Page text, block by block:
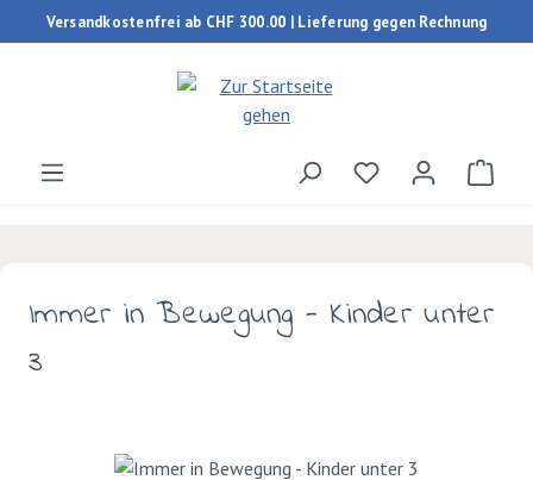
Zum Hauptinhalt springen
Versandkostenfrei ab CHF 300.00 | Lieferung gegen Rechnung
Du hast 0
Immer in Bewegung - Kinder unter
3
Bildergalerie überspringen